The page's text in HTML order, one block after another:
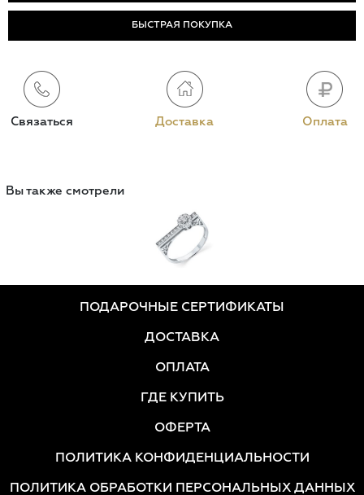
БЫСТРАЯ ПОКУПКА
Связаться Доставка Оплата
Вы также смотрели
ПОДАРОЧНЫЕ СЕРТИФИКАТЫ
ДОСТАВКА
ОПЛАТА
ГДЕ КУПИТЬ
ОФЕРТА
ПОЛИТИКА КОНФИДЕНЦИАЛЬНОСТИ
ПОЛИТИКА ОБРАБОТКИ ПЕРСОНАЛЬНЫХ ДАННЫХ